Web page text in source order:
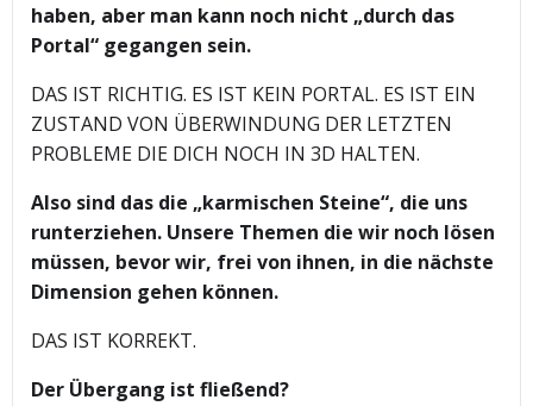
haben, aber man kann noch nicht „durch das
Portal“ gegangen sein.
DAS IST RICHTIG. ES IST KEIN PORTAL. ES IST EIN
ZUSTAND VON ÜBERWINDUNG DER LETZTEN
PROBLEME DIE DICH NOCH IN 3D HALTEN.
Also sind das die „karmischen Steine“, die uns
runterziehen. Unsere Themen die wir noch lösen
müssen, bevor wir, frei von ihnen, in die nächste
Dimension gehen können.
DAS IST KORREKT.
Der Übergang ist fließend?